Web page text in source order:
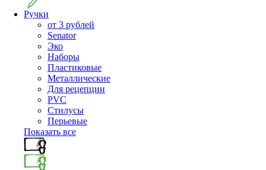
Ручки
от 3 рублей
Senator
Эко
Наборы
Пластиковые
Металлические
Для рецепции
PVC
Стилусы
Перьевые
Показать все